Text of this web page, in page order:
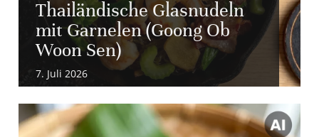
Thailändische Glasnudeln
mit Garnelen (Goong Ob
Woon Sen)
7. Juli 2026